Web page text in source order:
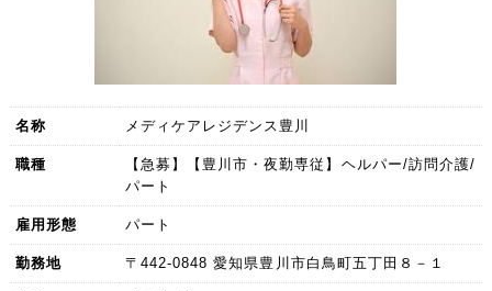
名称 メディケアレジデンス豊川
職種
【急募】【豊川市・夜勤専従】ヘルパー/訪問介護/
パート
雇用形態 パート
勤務地 〒442-0848 愛知県豊川市白鳥町五丁田８－１